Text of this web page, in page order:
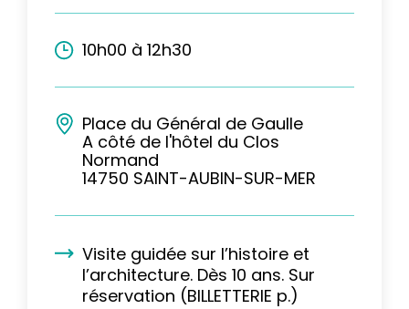
10h00 à 12h30
Place du Général de Gaulle
A côté de l'hôtel du Clos
Normand
14750 SAINT-AUBIN-SUR-MER
Visite guidée sur l’histoire et
l’architecture. Dès 10 ans. Sur
réservation (BILLETTERIE p.)